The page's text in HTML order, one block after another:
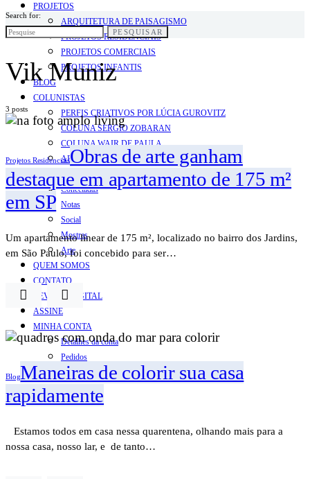
PROJETOS
ARQUITETURA DE PAISAGISMO
PROJETOS RESIDENCIAIS
PROJETOS COMERCIAIS
PROJETOS INFANTIS
BLOG
COLUNISTAS
PERFIS CRIATIVOS POR LÚCIA GUROVITZ
COLUNA SERGIO ZOBARAN
COLUNA WAIR DE PAULA
ARTE.IN.FORMA
CONEXÕES
Conectadas
Notas
Social
Mostras
Arte
QUEM SOMOS
CONTATO
REVISTA DIGITAL
ASSINE
MINHA CONTA
Detalhes da conta
Pedidos
Senha perdida
Log out
Search for:
PESQUISAR
Vik Muniz
3 posts
Projetos ResidenciaisObras de arte ganham
destaque em apartamento de 175 m²
em SP
Um apartamento linear de 175 m², localizado no bairro dos Jardins,
em São Paulo, foi concebido para ser…
BlogManeiras de colorir sua casa
rapidamente
Estamos todos em casa nessa quarentena, olhando mais para a
nossa casa, nosso lar, e de tanto…